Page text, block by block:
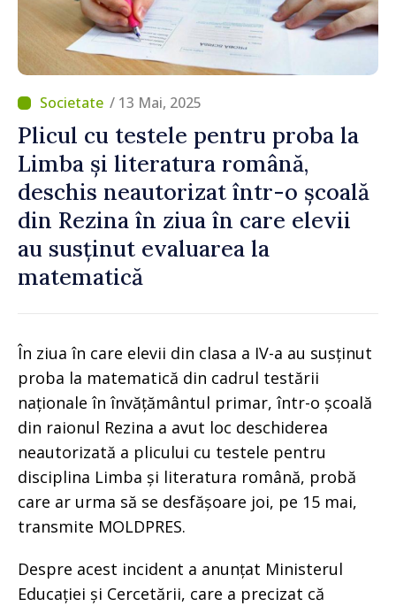
/ 13 Mai, 2025
Plicul cu testele pentru proba la
Limba și literatura română,
deschis neautorizat într-o școală
din Rezina în ziua în care elevii
au susținut evaluarea la
matematică
În ziua în care elevii din clasa a IV-a au susținut
proba la matematică din cadrul testării
naționale în învățământul primar, într-o școală
din raionul Rezina a avut loc deschiderea
neautorizată a plicului cu testele pentru
disciplina Limba și literatura română, probă
care ar urma să se desfășoare joi, pe 15 mai,
transmite MOLDPRES.
Despre acest incident a anunțat Ministerul
Educației și Cercetării, care a precizat că